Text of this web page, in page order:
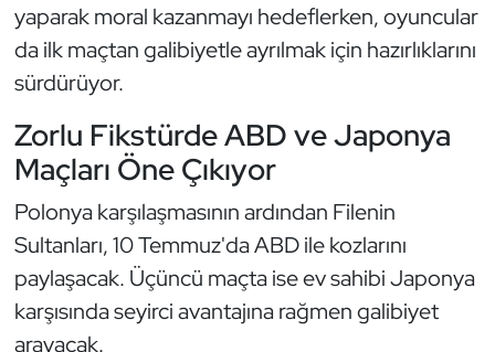
yaparak moral kazanmayı hedeflerken, oyuncular
da ilk maçtan galibiyetle ayrılmak için hazırlıklarını
sürdürüyor.
Zorlu Fikstürde ABD ve Japonya
Maçları Öne Çıkıyor
Polonya karşılaşmasının ardından Filenin
Sultanları, 10 Temmuz'da ABD ile kozlarını
paylaşacak. Üçüncü maçta ise ev sahibi Japonya
karşısında seyirci avantajına rağmen galibiyet
arayacak.
Kano ve Rafting
Karate
Kayak
Kempo
Kick Boks
Kürek